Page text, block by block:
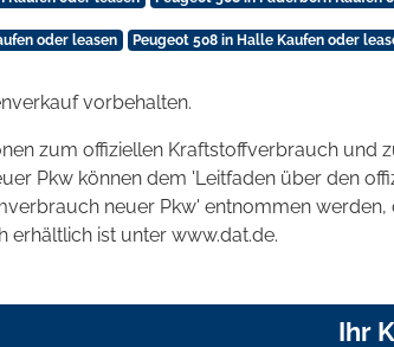
oder leasen Peugeot 508 in Halle Kaufen oder
vorbehalten.
zum offiziellen Kraftstoffverbrauch und
Pkw können dem 'Leitfaden über den
neuer Pkw' entnommen
erhältlich ist unter www.dat.de.
Ihr